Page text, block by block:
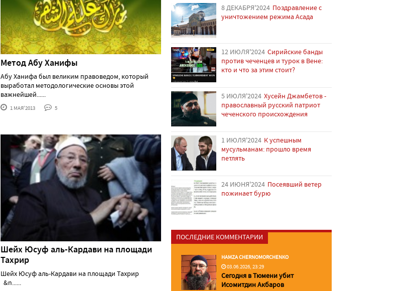
Метод Абу Ханифы
Абу Ханифа был великим правоведом, который
выработал методологические основы этой
важнейшей......
1 МАЯ'2013 5
Шейх Юсуф аль-Кардави на площади
Тахрир
Шейх Юсуф аль-Кардави на площади Тахрир
&n......
8 ДЕКАБРЯ'2024 Поздравление с
уничтожением режима Асада
12 ИЮЛЯ'2024 Сирийские банды
против чеченцев и турок в Вене:
кто и что за этим стоит?
5 ИЮЛЯ'2024 Хусейн Джамбетов -
православный русский патриот
чеченского происхождения
1 ИЮЛЯ'2024 К успешным
мусульманам: прошло время
петлять
24 ИЮНЯ'2024 Посеявший ветер
пожинает бурю
ПОСЛЕДНИЕ КОММЕНТАРИИ
HAMZA CHERNOMORCHENKO
03.06.2026, 23:29
Сегодня в Тюмени убит
Исомитдин Акбаров